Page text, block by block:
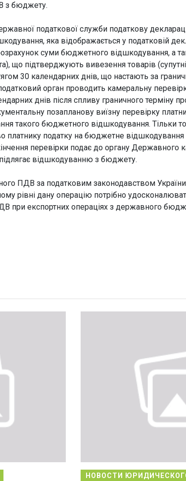
з бюджету.
податкової служби податкову
яка відображається у податковій
суми бюджетного відшкодування, а
що підтверджують вивезення товарів
30 календарних днів, що настають за
орган проводить камеральну
днів після спливу граничного терміну
позапланову виїзну перевірку
такого бюджетного відшкодування. Тільки
платнику податку на бюджетне
перевірки подає до органу Державного
відшкодуванню з бюджету.
ПДВ за податковим законодавством
рівні дану операцію потрібно
при експортних операціях з державного
НОВОСТИ